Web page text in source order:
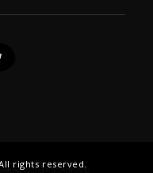
rights reserved.